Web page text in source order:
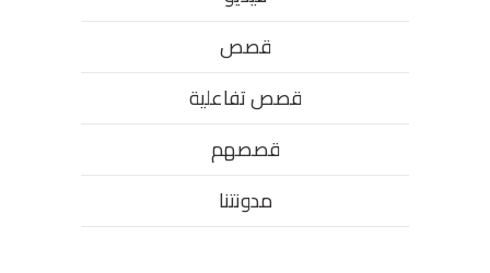
قصص
قصص تفاعلية
قصصهم
مدونتنا